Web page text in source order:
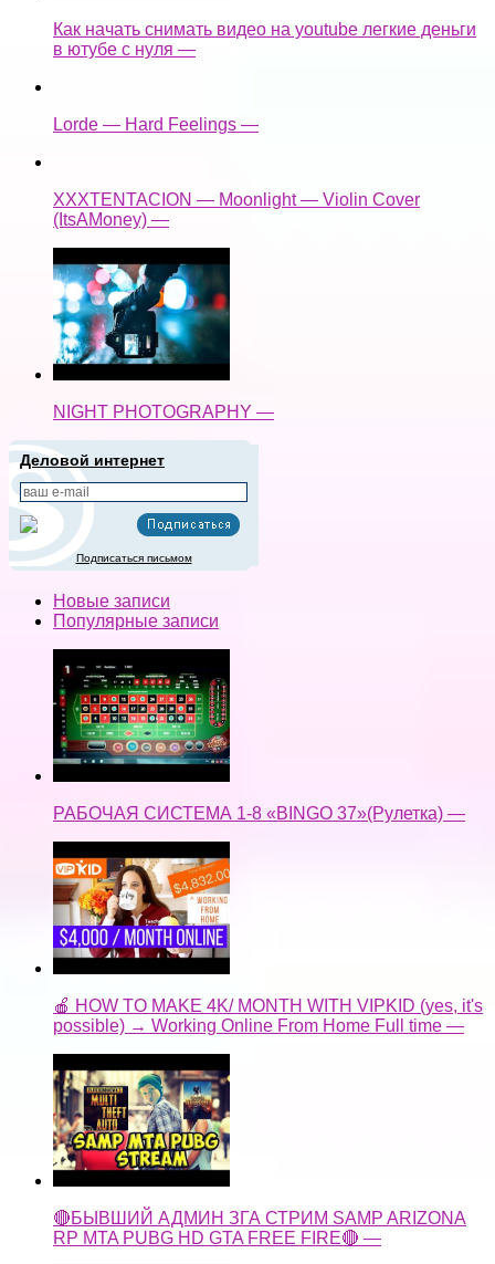
Как начать снимать видео на youtube легкие деньги
в ютубе с нуля —
Lorde — Hard Feelings —
XXXTENTACION — Moonlight — Violin Cover
(ItsAMoney) —
NIGHT PHOTOGRAPHY —
Деловой интернет
Подписаться письмом
Новые записи
Популярные записи
РАБОЧАЯ СИСТЕМА 1-8 «BINGO 37»(Рулетка) —
🍎 HOW TO MAKE 4K/ MONTH WITH VIPKID (yes, it's
possible) → Working Online From Home Full time —
🔴БЫВШИЙ АДМИН ЗГА СТРИМ SAMP ARIZONA
RP MTA PUBG HD GTA FREE FIRE🔴 —